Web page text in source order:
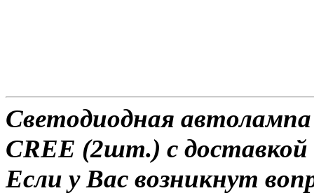
Светодиодная
CREE (2шт.) с
Если у Вас возникнут